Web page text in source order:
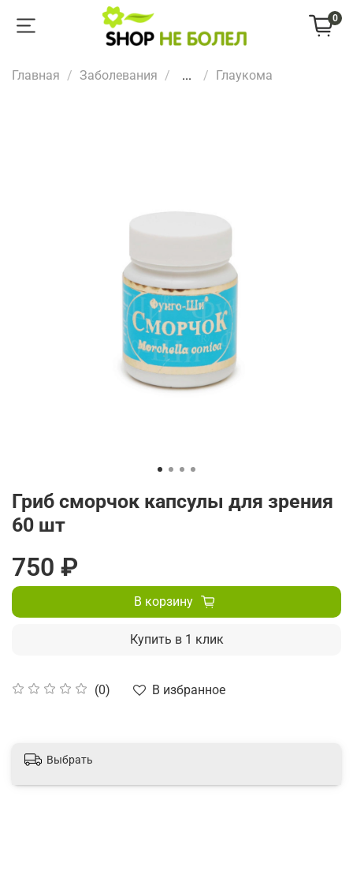
0
Главная Заболевания ... Глаукома
Гриб сморчок капсулы для зрения
60 шт
(0) В избранное
750 ₽
В корзину
Купить в 1 клик
Выбрать